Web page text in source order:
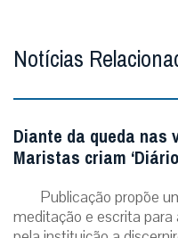
Notícias
Diante da queda nas
Maristas criam
Publicação propõe
meditação e escrita